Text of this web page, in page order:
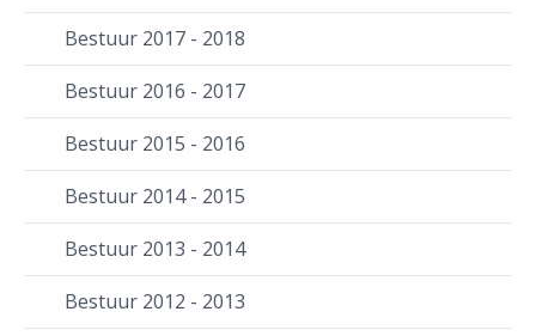
Bestuur 2017 - 2018
Bestuur 2016 - 2017
Bestuur 2015 - 2016
Bestuur 2014 - 2015
Bestuur 2013 - 2014
Bestuur 2012 - 2013